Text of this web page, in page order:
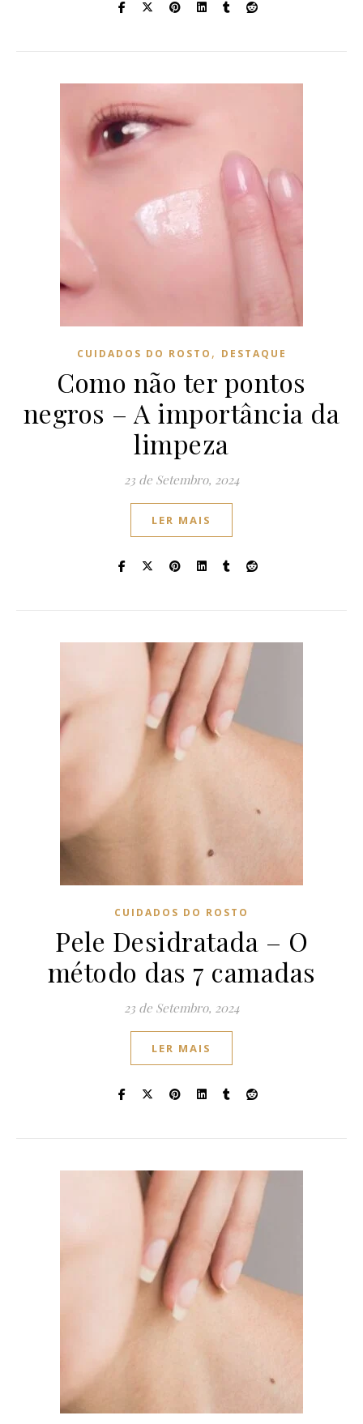
CUIDADOS DO ROSTO , DESTAQUE
Como não ter pontos
negros – A importância da
limpeza
23 de Setembro, 2024
LER MAIS
CUIDADOS DO ROSTO
Pele Desidratada – O
método das 7 camadas
23 de Setembro, 2024
LER MAIS